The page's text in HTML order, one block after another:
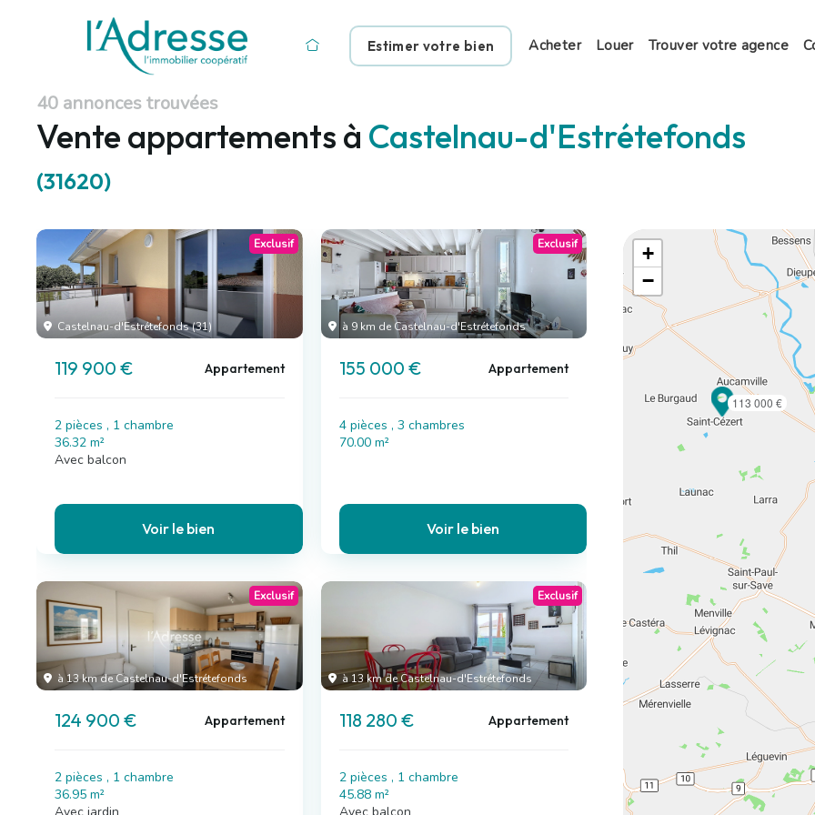
Estimer votre bien Acheter Louer Trouver votre agence
40 annonces trouvées
Vente appartements à Castelnau-d'Estrétefonds
(31620)
Castelnau-d'Estrétefonds (31)
Exclusif
119 900 € Appartement
2 pièces , 1 chambre
36.32 m²
Avec balcon
Voir le bien
à 9 km de Castelnau-d'Estrétefonds
Exclusif
155 000 € Appartement
4 pièces , 3 chambres
70.00 m²
Voir le bien
à 13 km de Castelnau-d'Estrétefonds
Exclusif
124 900 € Appartement
2 pièces , 1 chambre
36.95 m²
à 13 km de Castelnau-d'Estrétefonds
Exclusif
118 280 € Appartement
2 pièces , 1 chambre
45.88 m²
113 000 €
+
−